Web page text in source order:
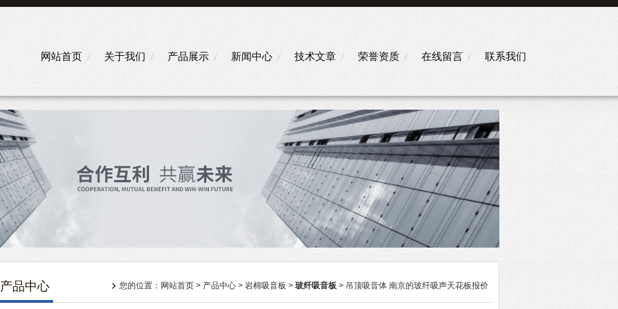
网站首页 关于我们 产品展示 新闻中心 技术文章 荣誉资质 在线留言 联系我们
产品中心 您的位置： 网站首页 > 产品中心 > 岩棉吸音板 > 玻纤吸音板 > 吊顶吸音体 南京的玻纤吸声天花板报价